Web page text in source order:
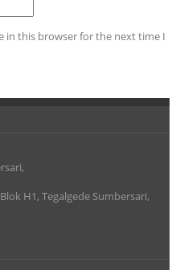
in this browser for the next time I
H1, Tegalgede Sumbersari,